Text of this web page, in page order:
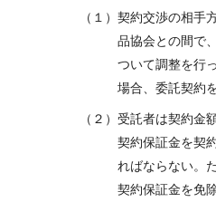
（１）契約交渉の相手
品協会との間で
ついて調整を行
場合、委託契約
（２）受託者は契約金
契約保証金を契
ればならない。
契約保証金を免